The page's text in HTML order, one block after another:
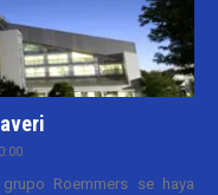
Roemmers se haya